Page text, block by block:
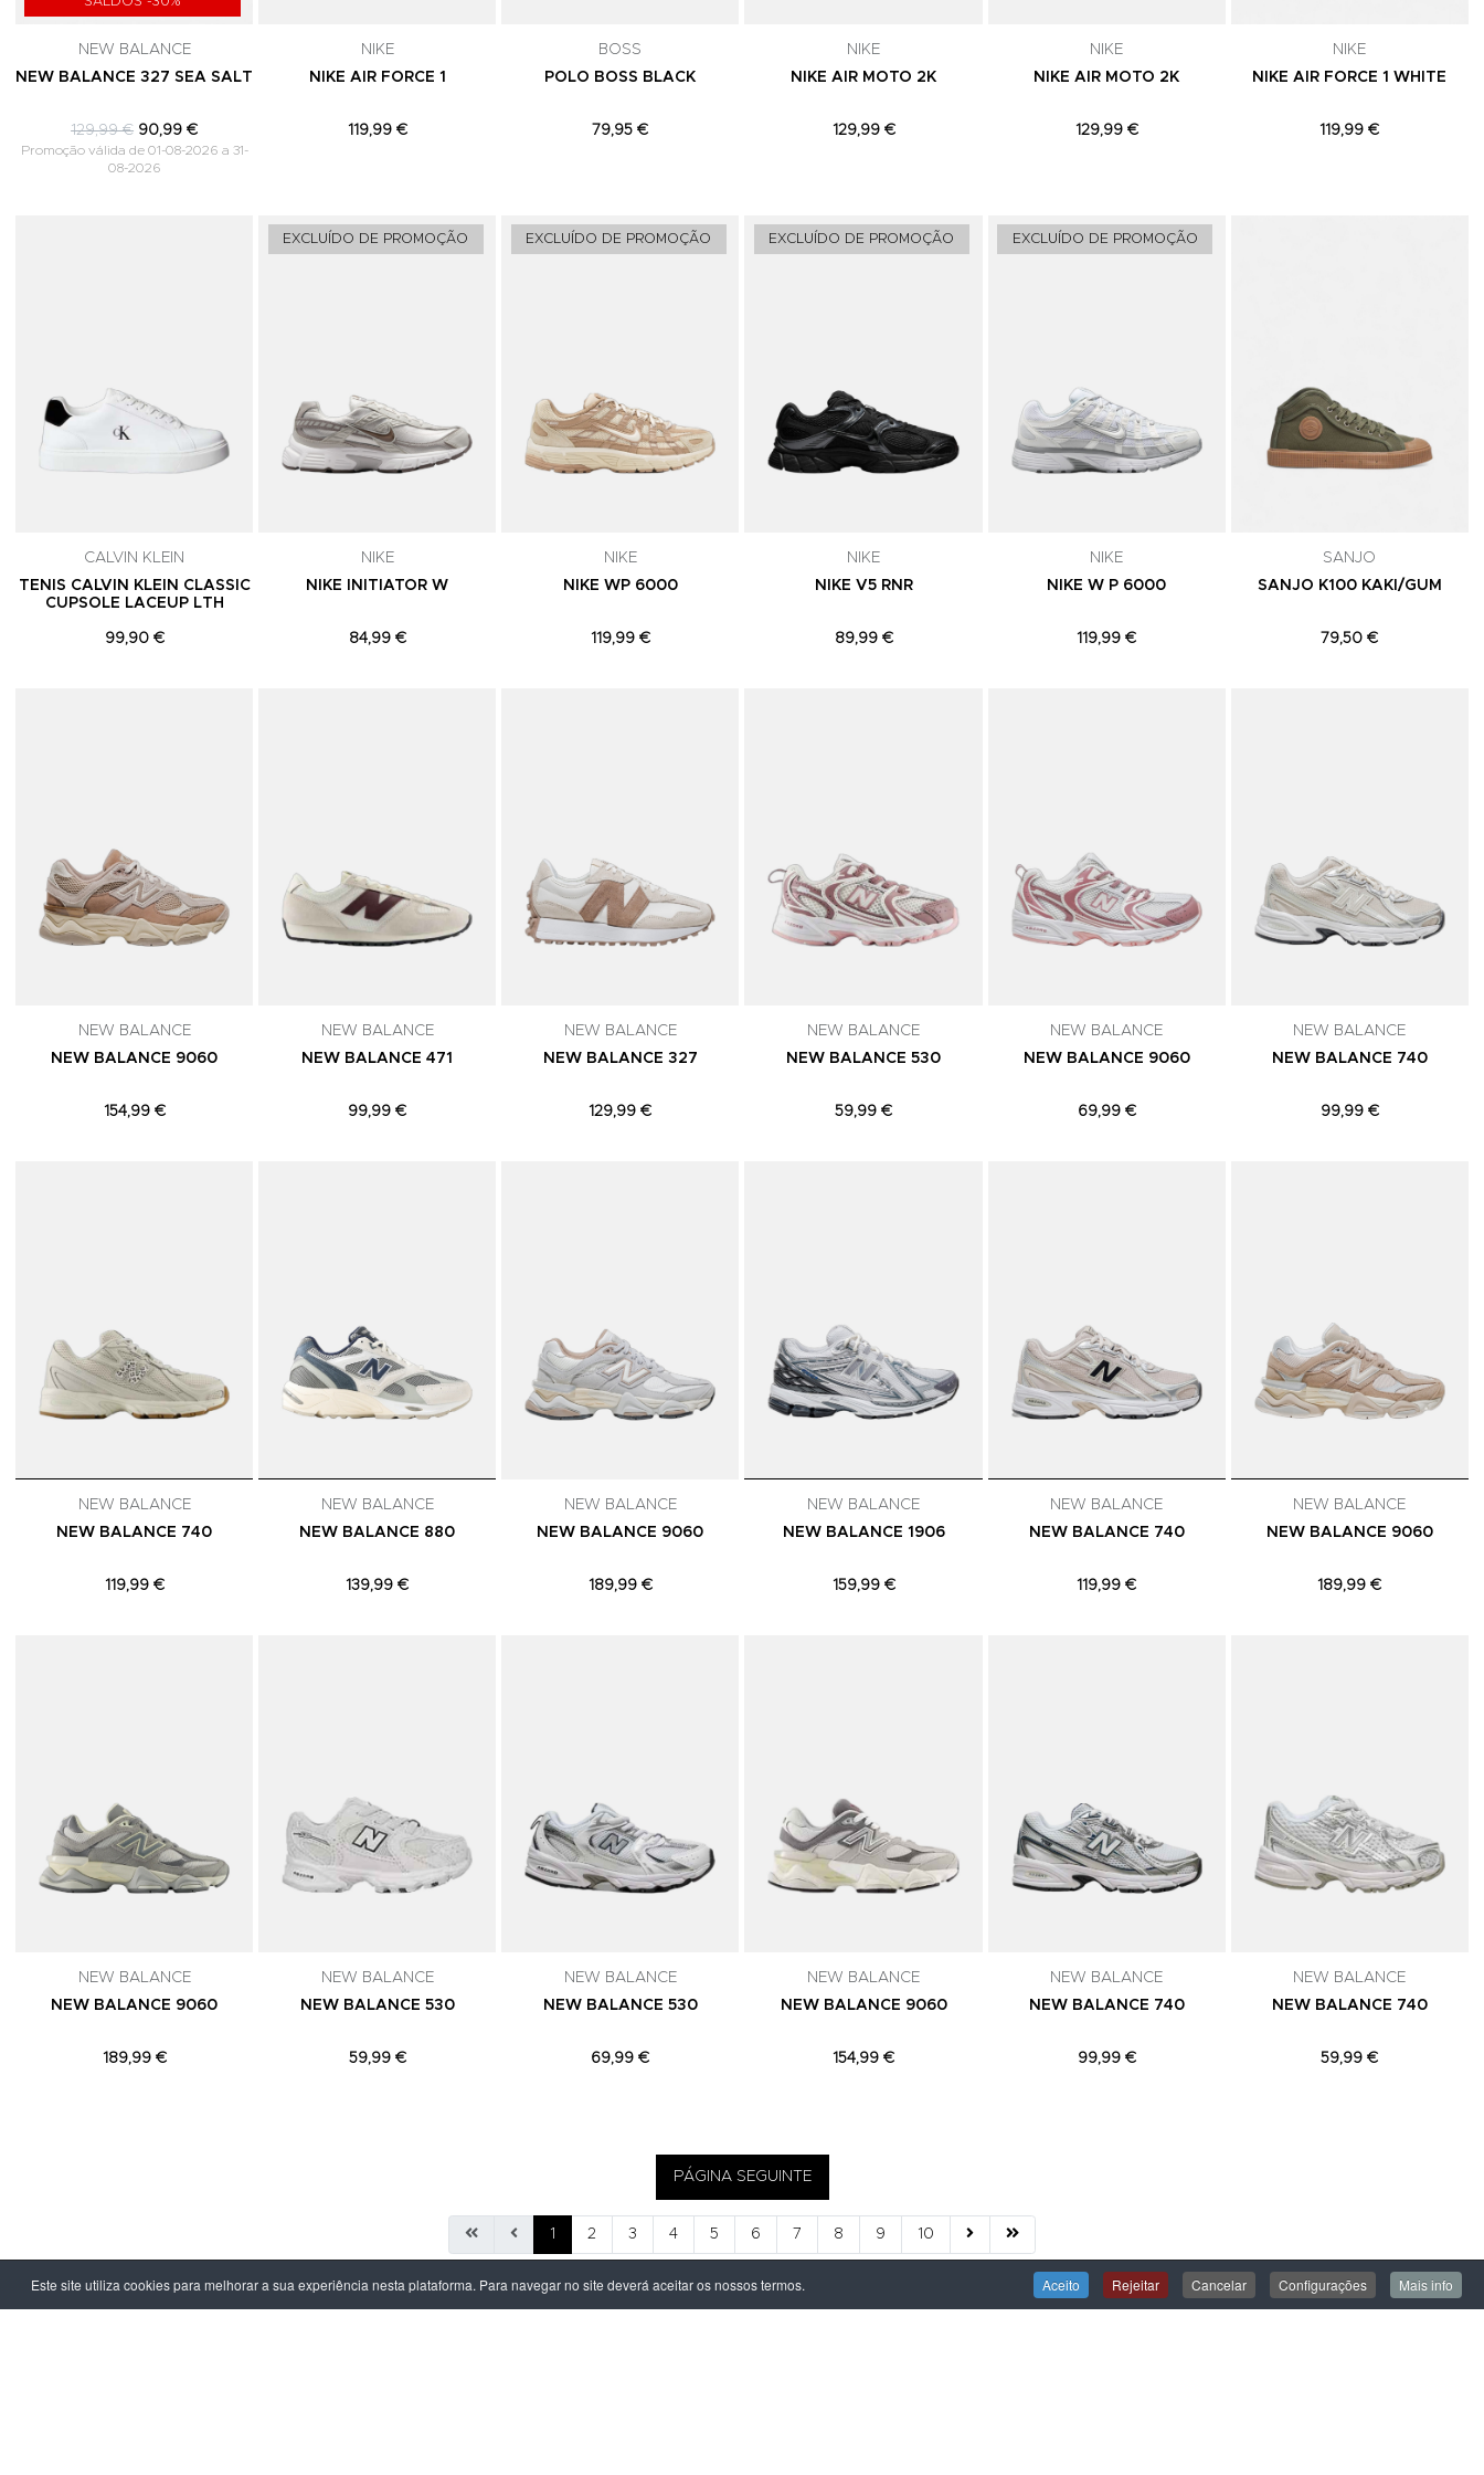
NEW BALANCE
NEW BALANCE 327 SEA SALT
129,99 € 90,99 €
Promoção válida de 01-08-2026 a 31-
08-2026
NIKE
NIKE AIR FORCE 1
119,99 €
BOSS
POLO BOSS BLACK
79,95 €
NIKE
NIKE AIR MOTO 2K
129,99 €
NIKE
NIKE AIR MOTO 2K
129,99 €
NIKE
NIKE AIR FORCE 1 WHITE
119,99 €
Adicionar aos Favoritos
CALVIN KLEIN
TENIS CALVIN KLEIN CLASSIC
CUPSOLE LACEUP LTH
99,90 €
EXCLUÍDO DE PROMOÇÃO Adicionar aos Favoritos
NIKE
NIKE INITIATOR W
84,99 €
EXCLUÍDO DE PROMOÇÃO Adicionar aos Favoritos
NIKE
NIKE WP 6000
119,99 €
EXCLUÍDO DE PROMOÇÃO Adicionar aos Favoritos
NIKE
NIKE V5 RNR
89,99 €
EXCLUÍDO DE PROMOÇÃO
NIKE
NIKE W P 6000
119,99 €
SANJO
SANJO K100 KAKI/GUM
79,50 €
NEW BALANCE
NEW BALANCE 9060
154,99 €
NEW BALANCE
NEW BALANCE 471
99,99 €
NEW BALANCE
NEW BALANCE 327
129,99 €
NEW BALANCE
NEW BALANCE 530
59,99 €
NEW BALANCE
NEW BALANCE 9060
69,99 €
NEW BALANCE
NEW BALANCE 740
99,99 €
NEW BALANCE
NEW BALANCE 740
119,99 €
NEW BALANCE
NEW BALANCE 880
139,99 €
NEW BALANCE
NEW BALANCE 9060
189,99 €
NEW BALANCE
NEW BALANCE 1906
159,99 €
NEW BALANCE
NEW BALANCE 740
119,99 €
NEW BALANCE
NEW BALANCE 9060
189,99 €
NEW BALANCE
NEW BALANCE 9060
189,99 €
NEW BALANCE
NEW BALANCE 530
59,99 €
NEW BALANCE
NEW BALANCE 530
69,99 €
NEW BALANCE
NEW BALANCE 9060
154,99 €
NEW BALANCE
NEW BALANCE 740
99,99 €
NEW BALANCE
NEW BALANCE 740
59,99 €
PÁGINA SEGUINTE
1 2 3 4 5 6 7 8 9 10
Este site utiliza cookies para melhorar a sua experiência nesta plataforma. Para navegar no site deverá aceitar os nossos termos. Aceito Rejeitar Cancelar Configurações Mais info